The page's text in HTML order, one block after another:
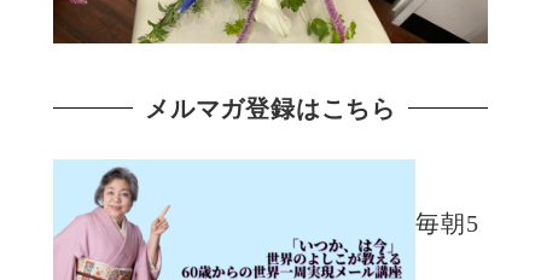
メルマガ登録はこちら
毎朝5